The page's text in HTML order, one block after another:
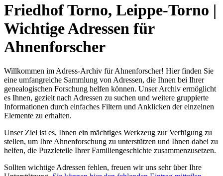
Friedhof Torno, Leippe-Torno |
Wichtige Adressen für
Ahnenforscher
Willkommen im Adress-Archiv für Ahnenforscher! Hier finden Sie
eine umfangreiche Sammlung von Adressen, die Ihnen bei Ihrer
genealogischen Forschung helfen können. Unser Archiv ermöglicht
es Ihnen, gezielt nach Adressen zu suchen und weitere gruppierte
Informationen durch einfaches Filtern und Anklicken der einzelnen
Elemente zu erhalten.
Unser Ziel ist es, Ihnen ein mächtiges Werkzeug zur Verfügung zu
stellen, um Ihre Ahnenforschung zu unterstützen und Ihnen dabei zu
helfen, die Puzzleteile Ihrer Familiengeschichte zusammenzusetzen.
Sollten wichtige Adressen fehlen, freuen wir uns sehr über Ihre